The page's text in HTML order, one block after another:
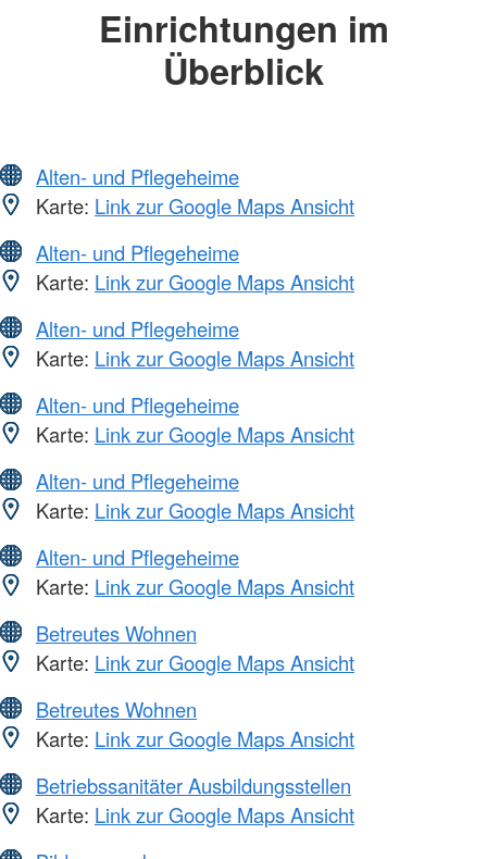
Einrichtungen im
Überblick
Alten- und Pflegeheime
Karte: Link zur Google Maps Ansicht
Alten- und Pflegeheime
Karte: Link zur Google Maps Ansicht
Alten- und Pflegeheime
Karte: Link zur Google Maps Ansicht
Alten- und Pflegeheime
Karte: Link zur Google Maps Ansicht
Alten- und Pflegeheime
Karte: Link zur Google Maps Ansicht
Alten- und Pflegeheime
Karte: Link zur Google Maps Ansicht
Betreutes Wohnen
Karte: Link zur Google Maps Ansicht
Betreutes Wohnen
Karte: Link zur Google Maps Ansicht
Betriebssanitäter Ausbildungsstellen
Karte: Link zur Google Maps Ansicht